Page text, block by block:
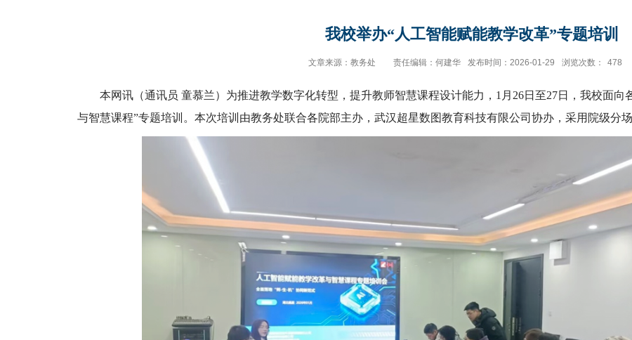
我校举办“人工智能赋能教学改革”专题培训
文章来源：教务处 责任编辑：何建华 发布时间：2026-01-29 浏览次数： 478
本网讯（通讯员 童慕兰）为推进教学数字化转型，提升教师智慧课程设计能力，1月26日至27日，我校面
与智慧课程”专题培训。本次培训由教务处联合各院部主办，武汉超星数图教育科技有限公司协办，采用院级分场